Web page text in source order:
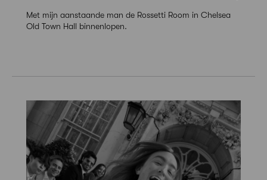
Met mijn aanstaande man de Rossetti Room in Chelsea
Old Town Hall binnenlopen.